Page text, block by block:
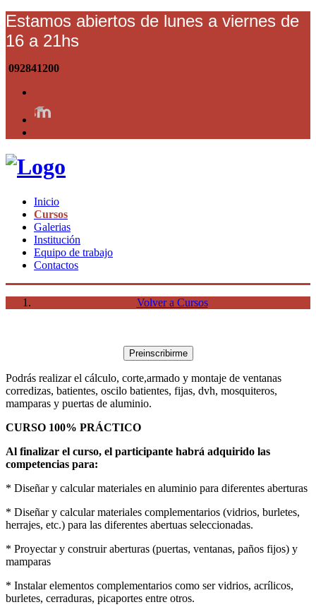
Estamos abiertos de lunes a viernes de
16 a 21hs
092841200
Inicio
Cursos
Galerias
Institución
Equipo de trabajo
Contactos
Volver a Cursos
Preinscribirme
Podrás realizar el cálculo, corte,armado y montaje de ventanas
corredizas, batientes, oscilo batientes, fijas, dvh, mosquiteros,
mamparas y puertas de aluminio.
CURSO 100% PRÁCTICO
Al finalizar el curso, el participante habrá adquirido las
competencias para:
* Diseñar y calcular materiales en aluminio para diferentes aberturas
* Diseñar y calcular materiales complementarios (vidrios, burletes,
herrajes, etc.) para las diferentes abertuas seleccionadas.
* Proyectar y construir aberturas (puertas, ventanas, paños fijos) y
mamparas
* Instalar elementos complementarios como ser vidrios, acrílicos,
burletes, cerraduras, picaportes entre otros.